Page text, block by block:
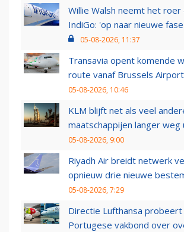
Willie Walsh neemt het roer
IndiGo: 'op naar nieuwe
05-08-2026, 11:37
Transavia opent komende
route vanaf Brussels Airport
05-08-2026, 10:46
KLM blijft net als veel
maatschappijen langer weg
05-08-2026, 9:00
Riyadh Air breidt netwerk
opnieuw drie nieuwe
05-08-2026, 7:29
Directie Lufthansa
Portugese vakbond over